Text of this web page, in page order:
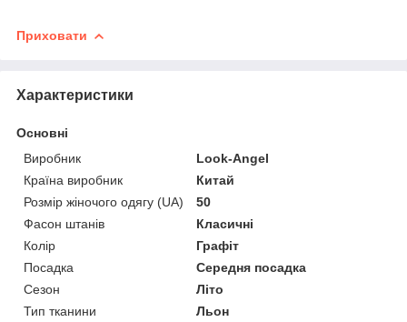
Приховати
Характеристики
Основні
Виробник
Look-Angel
Країна виробник
Китай
Розмір жіночого одягу (UA)
50
Фасон штанів
Класичні
Колір
Графіт
Посадка
Середня посадка
Сезон
Літо
Тип тканини
Льон